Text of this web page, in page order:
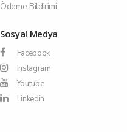
Ödeme Bildirimi
Sosyal Medya
Facebook
Instagram
Youtube
Linkedin